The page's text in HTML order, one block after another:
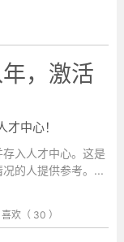
，激活
入人才中心。这是
的人提供参考。...
喜欢（ 30 ）